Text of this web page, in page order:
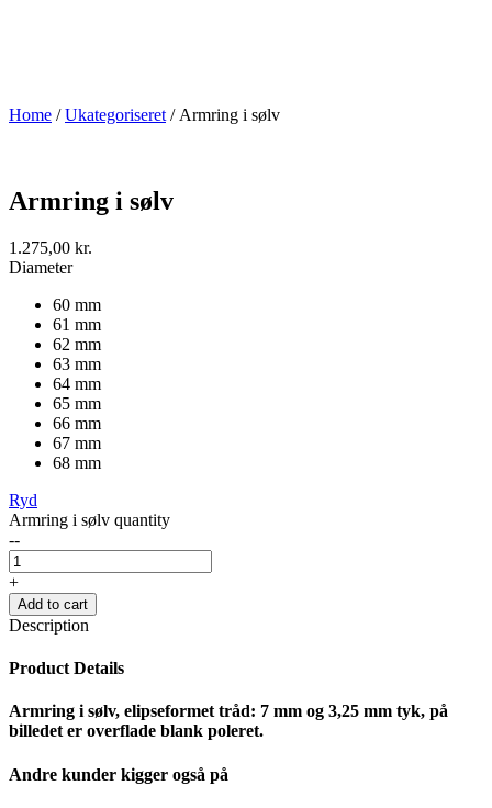
Home /Ukategoriseret / Armring i sølv
Armring i sølv
1.275,00 kr.
Diameter
60 mm
61 mm
62 mm
63 mm
64 mm
65 mm
66 mm
67 mm
68 mm
Ryd
Armring i sølv quantity
--
+
Add to cart
Description
Product Details
Armring i sølv, elipseformet tråd: 7 mm og 3,25 mm tyk, på
billedet er overflade blank poleret.
Andre kunder kigger også på